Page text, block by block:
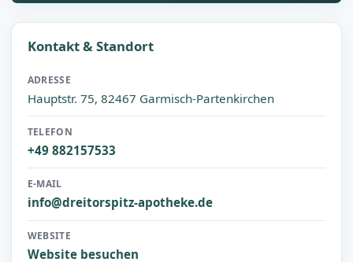
Kontakt & Standort
ADRESSE
Hauptstr. 75, 82467 Garmisch-Partenkirchen
TELEFON
+49 882157533
E-MAIL
info@dreitorspitz-apotheke.de
WEBSITE
Website besuchen